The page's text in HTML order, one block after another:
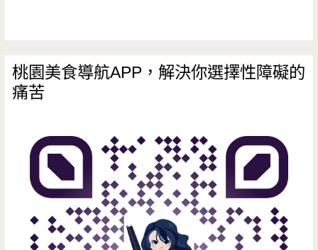
桃園美食導航APP，解決你選擇性障礙的
痛苦